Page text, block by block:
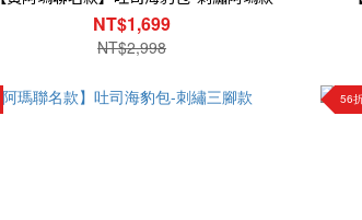
NT$1,699
NT$2,998
56